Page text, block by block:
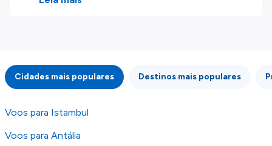
integridade ou pela precisão da informação
publicada, por isso verifique com atenção todas
as condições no website do parceiro antes de
fazer uma reserva. Para mais detalhes verifique
os nossosTermos e Condições
Cidades mais populares Destinos mais populares
Voos para Istambul
Voos para Antália